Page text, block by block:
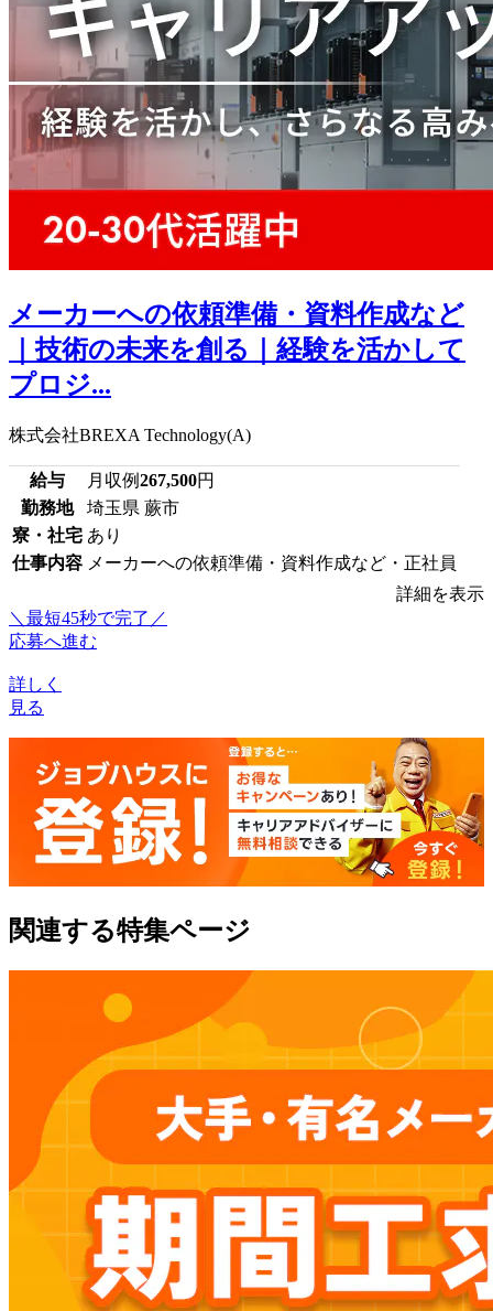
メーカーへの依頼準備・資料作成など
｜技術の未来を創る｜経験を活かして
プロジ...
株式会社BREXA Technology(A)
給与 月収例267,500円
勤務地
埼玉県 蕨市
寮・社宅 あり
仕事内容 メーカーへの依頼準備・資料作成など・正社員
詳細を表示
＼最短45秒で完了／
応募へ進む
詳しく
見る
関連する特集ページ